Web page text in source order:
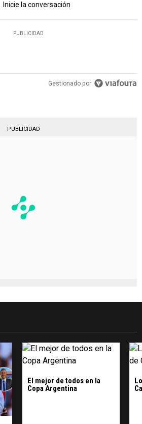
Inicie la conversación
PUBLICIDAD
Gestionado por
PUBLICIDAD
El mejor de todos en la
Copa Argentina